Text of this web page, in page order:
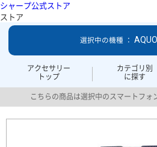
シャープ公式ストア
ストア
アクセサリー
トップ
カテゴリ別
に探す
選択中の機種 ：
こちらの商品は選択中のスマートフォ